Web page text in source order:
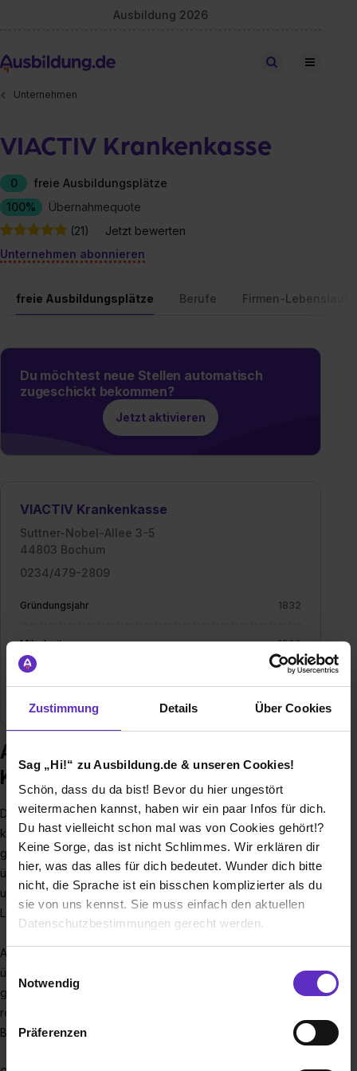
Zustimmung Details Über Cookies
Sag „Hi!“ zu Ausbildung.de & unseren Cookies!
Schön, dass du da bist! Bevor du hier ungestört
weitermachen kannst, haben wir ein paar Infos für dich.
Du hast vielleicht schon mal was von Cookies gehört!?
Keine Sorge, das ist nicht Schlimmes. Wir erklären dir
hier, was das alles für dich bedeutet. Wunder dich bitte
nicht, die Sprache ist ein bisschen komplizierter als du
sie von uns kennst. Sie muss einfach den aktuellen
Datenschutzbestimmungen gerecht werden.
Benutzung der Webseite getroffenen Einstellungen zu
Notwendig
Präferenzen
Ausbildung 2026
Stellen finden
Unternehmen
VIACTIV Krankenkasse
0
freie Ausbildungsplätze
100%
Übernahmequote
(21)
Jetzt bewerten
Unternehmen abonnieren
freie Ausbildungsplätze Berufe Firmen-Lebenslauf
Du möchtest neue Stellen automatisch
zugeschickt bekommen?
Jetzt aktivieren
VIACTIV Krankenkasse
Suttner-Nobel-Allee 3-5
44803 Bochum
0234/479-2809
Gründungsjahr 1832
Mitarbeiter 1500
Ausbildung bei VIACTIV
Krankenkasse
Die VIACTIV Krankenkasse (ehemals BKK vor Ort) ist mit
knapp 720.000 Versicherten und 1.500 Mitarbeitern eine der
größten deutschen Betriebskrankenkassen. Wir verfügen
über mehr als 180 Jahre Erfahrung im Gesundheitswesen -
und bieten unseren Kunden zugleich ein hochmodernes
Leistungs- und Beratungspaket.
Anspruch der VIACTIV ist es, durch Bestleistungen zu
überzeugen und Versicherte gesund zu halten statt nur
gesund zu pflegen. Wir wissen, wie wichtig richtige und
regelmäßige Bewegung ist. Daher liegt unser Fokus auf den
Bereichen Sport und Prävention.